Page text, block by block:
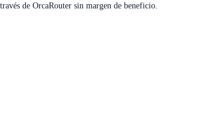
de OrcaRouter sin margen de beneficio.